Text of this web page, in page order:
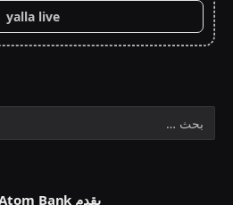
yalla live